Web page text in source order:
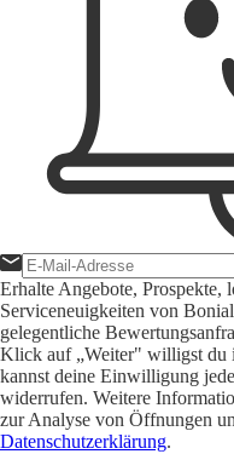
Erhalte Angebote, Prospekte,
Serviceneuigkeiten von
gelegentliche
Klick auf „Weiter" willigst du
kannst deine Einwilligung
widerrufen. Weitere
zur Analyse von Öffnungen
Datenschutzerklärung.